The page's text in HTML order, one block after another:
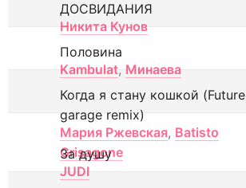
ДОСВИДАНИЯ
Никита Кунов
Половина
Kambulat, Минаева
Когда я стану кошкой (Future
garage remix)
Мария Ржевская, Batisto
Grisagone
За душу
JUDI